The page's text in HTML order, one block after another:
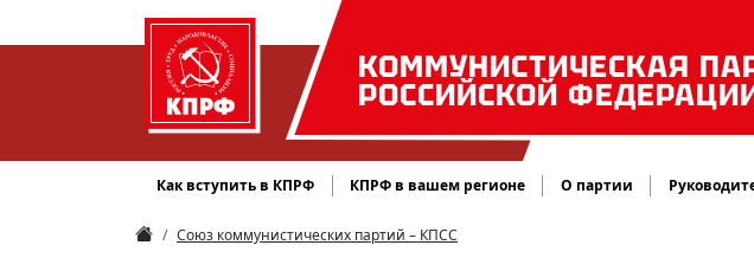
КОММУНИСТИЧЕСКАЯ
РОССИЙСКОЙ
Как вступить в КПРФ КПРФ в вашем регионе О партии
Союз коммунистических партий – КПСС